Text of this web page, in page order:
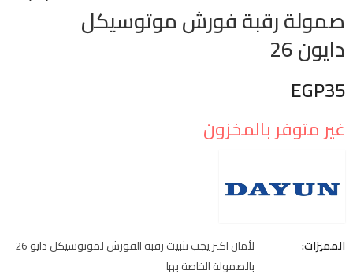
صمولة رقبة فورش موتوسيكل
دايون 26
EGP35
غير متوفر بالمخزون
المميزات:
بالصمولة الخاصة بها